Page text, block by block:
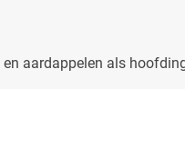
aardappelen als